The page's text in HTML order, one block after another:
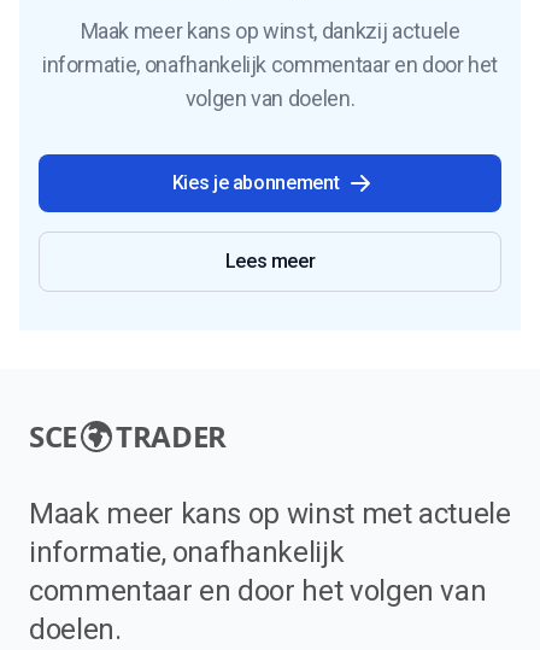
Maak meer kans op winst, dankzij actuele
informatie, onafhankelijk commentaar en door het
volgen van doelen.
Kies je abonnement
Lees meer
SCE TRADER
Maak meer kans op winst met actuele
informatie, onafhankelijk
commentaar en door het volgen van
doelen.